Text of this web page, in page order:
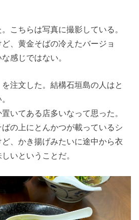
こちらは写真に撮影している。
、黄金そばの冷えたバージョ
感じではない。
注文した。結構石垣島の人はと
いてある店多いなって思った。
の上にとんかつが載っているシ
、かき揚げみたいに途中から衣
いということだ。